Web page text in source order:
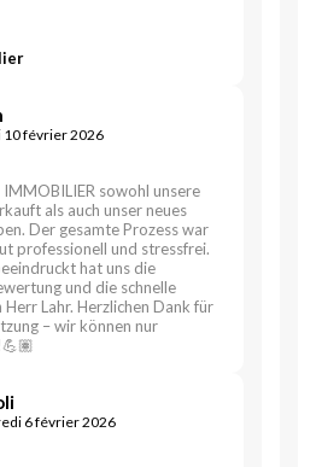
10 février 2026
sowohl unsere
als auch unser neues
Der gesamte Prozess war
professionell und stressfrei.
hat uns die
und die schnelle
Lahr. Herzlichen Dank für
– wir können nur
6 février 2026